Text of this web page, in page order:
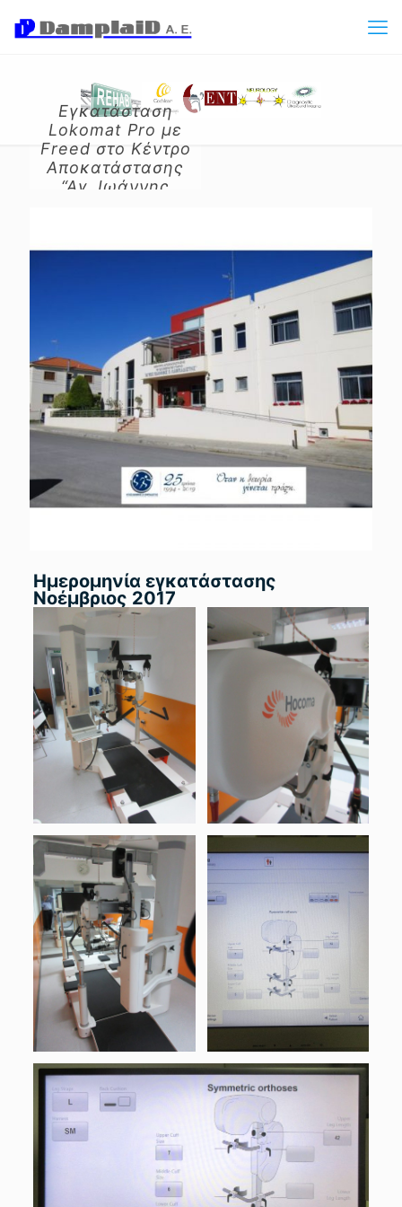
Εγκατάσταση
Lokomat Pro με
Freed στο Κέντρο
Αποκατάστασης
“Αγ. Ιωάννης
Ημερομηνία εγκατάστασης
Νοέμβριος 2017